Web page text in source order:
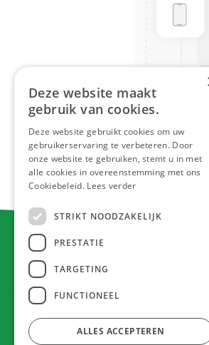
E. MEEUWISSEN BV
Gaston Eyskenslaan 2
3900 Pelt, België
Deze website maakt
gebruik van cookies.
Deze website gebruikt cookies om uw
gebruikerservaring te verbeteren. Door
onze website te gebruiken, stemt u in met
alle cookies in overeenstemming met ons
Cookiebeleid. Lees verder
STRIKT NOODZAKELIJK
PRESTATIE
TARGETING
FUNCTIONEEL
ALLES ACCEPTEREN